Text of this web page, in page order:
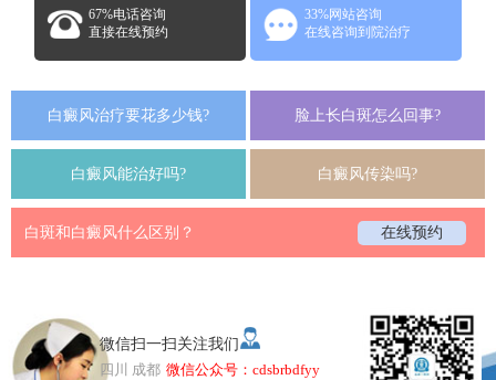
67%电话咨询
直接在线预约
33%网站咨询
在线咨询到院治疗
白癜风治疗要花多少钱? 脸上长白斑怎么回事?
白癜风能治好吗? 白癜风传染吗?
白斑和白癜风什么区别？ 在线预约
微信扫一扫关注我们
四川 成都 微信公众号：cdsbrbdfyy